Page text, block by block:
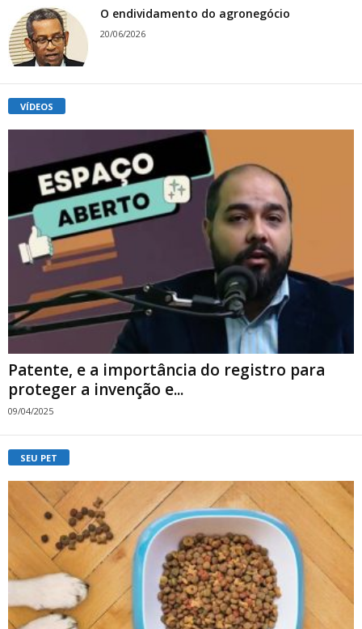
O endividamento do agronegócio
20/06/2026
VÍDEOS
Patente, e a importância do registro para
proteger a invenção e...
09/04/2025
SEU PET